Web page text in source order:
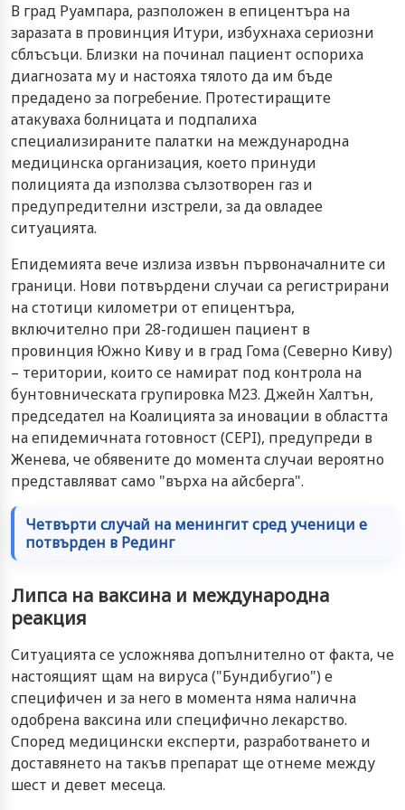
В град Руампара, разположен в епицентъра на
заразата в провинция Итури, избухнаха сериозни
сблъсъци. Близки на починал пациент оспориха
диагнозата му и настояха тялото да им бъде
предадено за погребение. Протестиращите
атакуваха болницата и подпалиха
специализираните палатки на международна
медицинска организация, което принуди
полицията да използва сълзотворен газ и
предупредителни изстрели, за да овладее
ситуацията.
Епидемията вече излиза извън първоначалните си
граници. Нови потвърдени случаи са регистрирани
на стотици километри от епицентъра,
включително при 28-годишен пациент в
провинция Южно Киву и в град Гома (Северно Киву)
– територии, които се намират под контрола на
бунтовническата групировка M23. Джейн Халтън,
председател на Коалицията за иновации в областта
на епидемичната готовност (CEPI), предупреди в
Женева, че обявените до момента случаи вероятно
представляват само "върха на айсберга".
Четвърти случай на менингит сред ученици е
потвърден в Рединг
Липса на ваксина и международна
реакция
Ситуацията се усложнява допълнително от факта, че
настоящият щам на вируса ("Бундибугио") е
специфичен и за него в момента няма налична
одобрена ваксина или специфично лекарство.
Според медицински експерти, разработването и
доставянето на такъв препарат ще отнеме между
шест и девет месеца.